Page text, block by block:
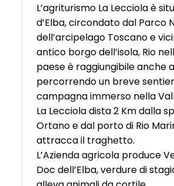
L’agriturismo La Lecciola è
d’Elba, circondato dal Parco
dell’arcipelago Toscano e
antico borgo dell’isola, Rio
paese è raggiungibile anche
percorrendo un breve
campagna immerso nella
La Lecciola dista 2 Km dalla
Ortano e dal porto di Rio
attracca il traghetto.
L’Azienda agricola produce
Doc dell’Elba, verdure di